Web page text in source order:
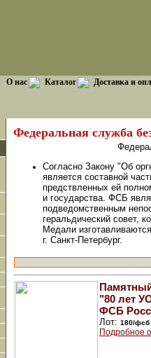
О нас Каталог Доставка и
Федеральная служба
Согласно Закону "Об
является составной
предствленных ей
и государства. ФСБ
подведомственным
геральдический совет,
Медали
г. Санкт-Петербург.
"80 лет
ФСБ
Лот: 180/фсб
Подробное